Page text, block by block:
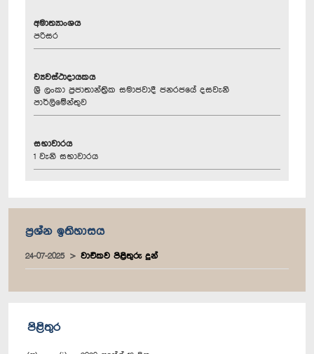
අමාත්‍යාංශය
පරිසර
ව්‍යවස්ථාදායකය
ශ්‍රී ලංකා ප්‍රජාතාන්ත්‍රික සමාජවාදී ජනරජයේ දසවැනි
පාර්ලිමේන්තුව
සභාවාරය
1 වැනි සභාවාරය
ප්‍රශ්න ඉතිහාසය
24-07-2025 වාචිකව පිළිතුරු දුන්
පිළිතුර